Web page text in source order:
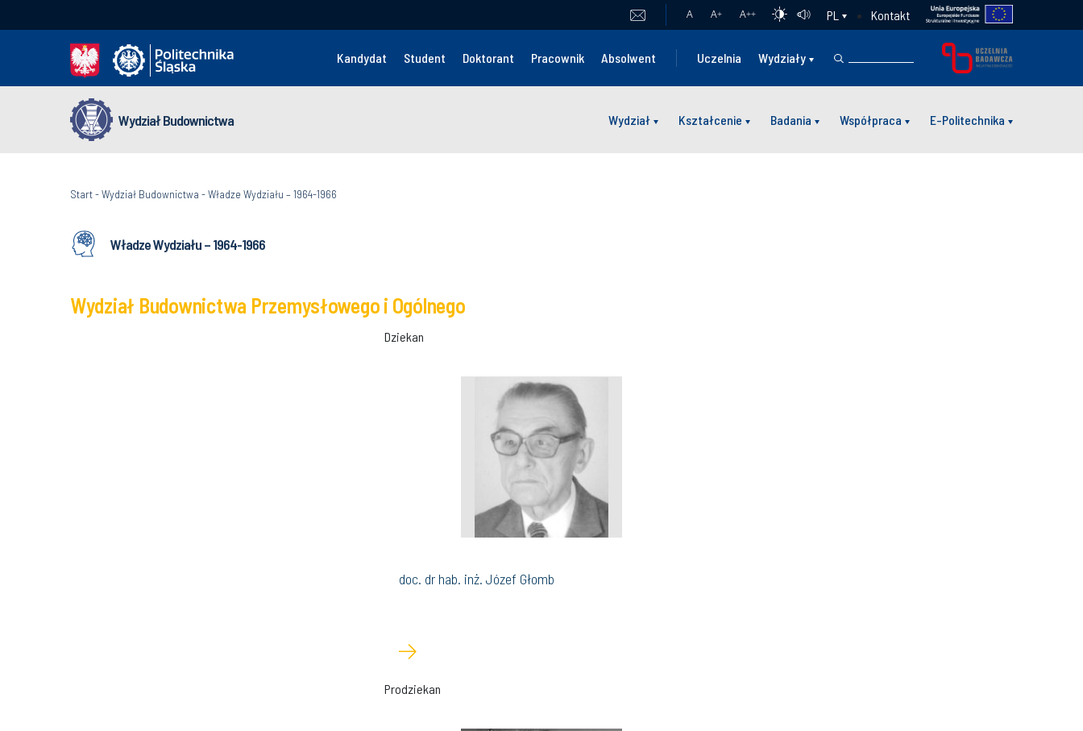
A A+ A++ PL Kontakt
Kandydat Student Doktorant Pracownik Absolwent Uczelnia Wydziały
Wydział Budownictwa Wydział Kształcenie Badania Współpraca E-Politechnika
Start-Wydział Budownictwa -Władze Wydziału – 1964-1966
Władze Wydziału – 1964-1966
Wydział Budownictwa Przemysłowego i Ogólnego
Dziekan
doc. dr hab. inż. Józef Głomb
Prodziekan